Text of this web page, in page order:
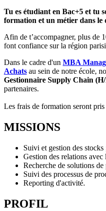
Tu es étudiant en Bac+5 et tu
formation et un métier dans le
Afin de t’accompagner, plus de
font confiance sur la région
Dans le cadre d'un MBA
Achats au sein de notre école,
Gestionnaire Supply Chain
partenaires.
Les frais de formation seront
MISSIONS
Suivi et gestion des stocks
Gestion des relations avec
Recherche de solutions de
Suivi des processus de
Reporting d'activité.
PROFIL